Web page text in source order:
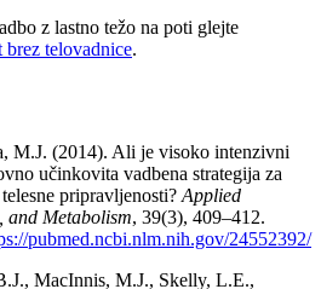
z lastno težo na poti glejte
brez telovadnice.
M.J. (2014). Ali je visoko intenzivni
učinkovita vadbena strategija za
pripravljenosti? Applied
and Metabolism, 39(3), 409–412.
pubmed.ncbi.nlm.nih.gov/24552392/
MacInnis, M.J., Skelly, L.E.,